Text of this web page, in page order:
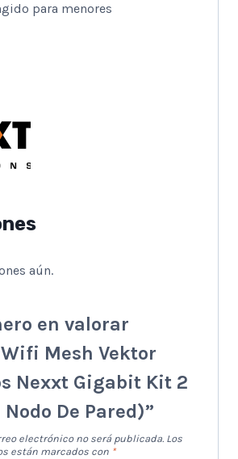
para menores
aún.
en valorar
Mesh Vektor
Nexxt Gigabit Kit 2
De Pared)”
electrónico no será publicada. Los
están marcados con *